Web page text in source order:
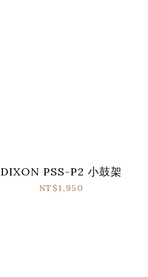
DIXON PSS-P2 小鼓架
NT$1,950